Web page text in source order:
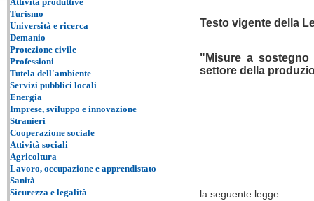
Testo vigente della
"Misure a
settore della
la seguente legge:
Turismo
Università e ricerca
Demanio
Protezione civile
Professioni
Tutela dell'ambiente
Servizi pubblici locali
Energia
Imprese, sviluppo e innovazione
Stranieri
Cooperazione sociale
Attività sociali
Agricoltura
Lavoro, occupazione e apprendistato
Sanità
Sicurezza e legalità